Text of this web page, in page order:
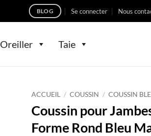
BLOG Se connecter Nous
Oreiller Taie
ACCUEIL / COUSSIN / COUSSIN
Coussin pour
Forme Rond Bleu